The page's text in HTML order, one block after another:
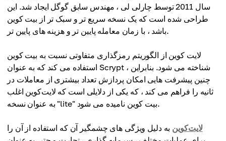
سال 2011 توسط چارلی لی ، مهندس سابق گوگل ایجاد شد. این
طراحی شده است که یک نسخه سریع تر و سبک تر از بیت کوین
باشد ، با زمان معامله پایین تر و هزینه های پایین تر.
لایت کوین از الگوریتم رمزگذاری متفاوتی نسبت به بیت کوین
استفاده می کند که به عنوان Scrypt شناخته می شود. بنابراین ،
چنین پیشرفت هایی امکان پردازش تعداد بیشتری از معاملات در
ثانیه را فراهم می کند ، که یکی از دلایلی است که لایت‌کوین اغلب
به عنوان نسخه "lite" بیت کوین نامیده می شود.
لایت‌کوین به دلیل ویژگی های چشمگیر آن که استفاده از آن را